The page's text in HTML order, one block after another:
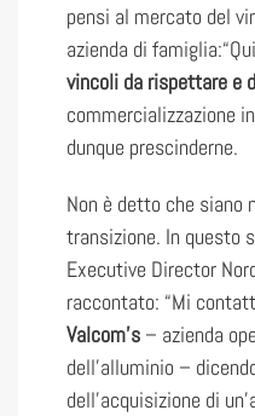
pensi al mercato del
azienda di
vincoli da rispettare e
commercializzazione
dunque prescinderne.
Non è detto che siano
transizione. In questo
Executive Director
raccontato: “Mi
Valcom’s – azienda
dell’alluminio –
dell’acquisizione di